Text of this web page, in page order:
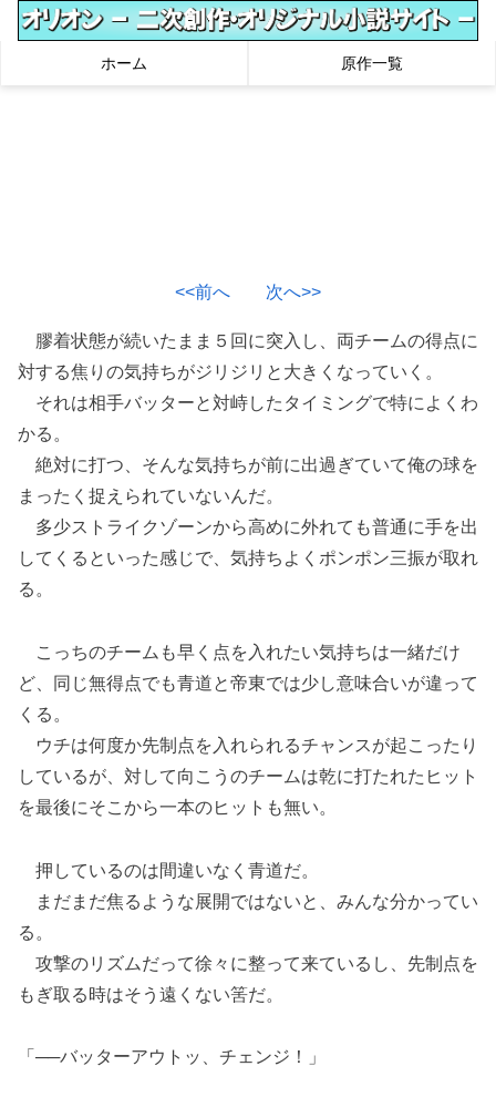
ホーム 原作一覧
<<前へ 次へ>>
膠着状態が続いたまま５回に突入し、両チームの得点に
対する焦りの気持ちがジリジリと大きくなっていく。
それは相手バッターと対峙したタイミングで特によくわ
かる。
絶対に打つ、そんな気持ちが前に出過ぎていて俺の球を
まったく捉えられていないんだ。
多少ストライクゾーンから高めに外れても普通に手を出
してくるといった感じで、気持ちよくポンポン三振が取れ
る。
こっちのチームも早く点を入れたい気持ちは一緒だけ
ど、同じ無得点でも青道と帝東では少し意味合いが違って
くる。
ウチは何度か先制点を入れられるチャンスが起こったり
しているが、対して向こうのチームは乾に打たれたヒット
を最後にそこから一本のヒットも無い。
押しているのは間違いなく青道だ。
まだまだ焦るような展開ではないと、みんな分かってい
る。
攻撃のリズムだって徐々に整って来ているし、先制点を
もぎ取る時はそう遠くない筈だ。
「──バッターアウトッ、チェンジ！」